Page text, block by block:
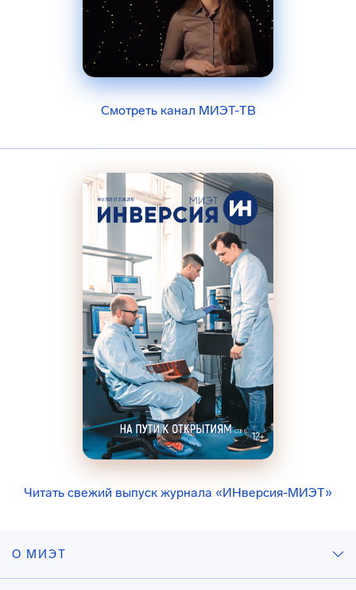
Смотреть канал МИЭТ-ТВ
Читать свежий выпуск журнала «ИНверсия-МИЭТ»
О МИЭТ